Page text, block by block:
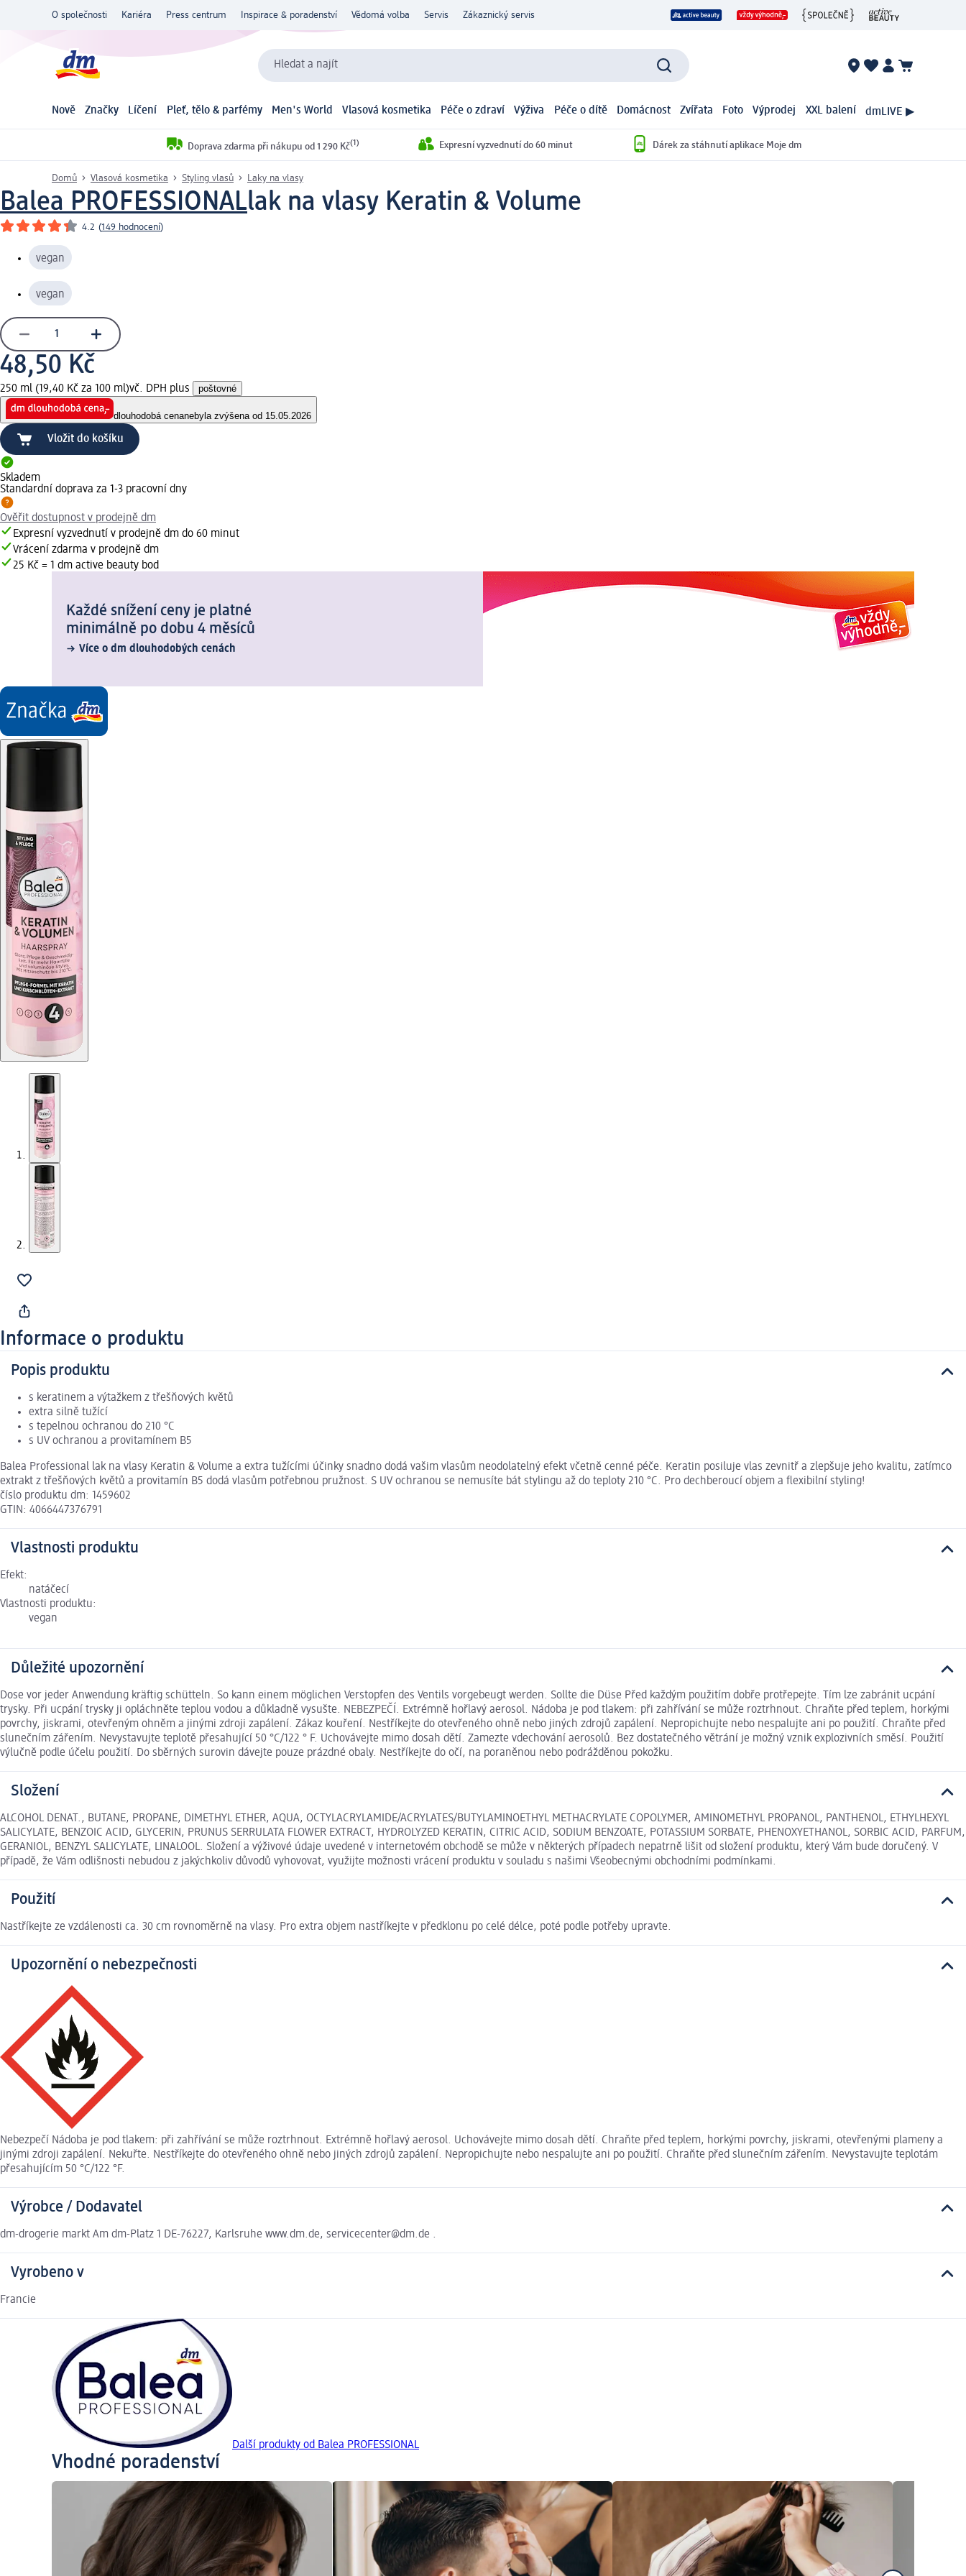
O společnosti Kariéra Press centrum Inspirace & poradenství Vědomá volba Servis Zákaznický servis
Hledat a najít
Nově Značky Líčení Pleť, tělo & parfémy Men's World Vlasová kosmetika Péče o zdraví Výživa Péče o dítě Domácnost Zvířata Foto Výprodej XXL balení dmLIVE ▶
Doprava zdarma při nákupu od 1 290 Kč(1) Expresní vyzvednutí do 60 minut Dárek za stáhnutí aplikace Moje dm
Domů Vlasová kosmetika Styling vlasů Laky na vlasy
Balea PROFESSIONALlak na vlasy Keratin & Volume
4.2 (149 hodnocení)
vegan
vegan
48,50 Kč
250 ml (19,40 Kč za 100 ml)vč. DPH plus poštovné
dlouhodobá cenanebyla zvýšena od 15.05.2026
Vložit do košíku
Skladem
Standardní doprava za 1-3 pracovní dny
Ověřit dostupnost v prodejně dm
Expresní vyzvednutí v prodejně dm do 60 minut
Vrácení zdarma v prodejně dm
25 Kč = 1 dm active beauty bod
Každé snížení ceny je platné
minimálně po dobu 4 měsíců
Více o dm dlouhodobých cenách
Informace o produktu
Popis produktu
s keratinem a výtažkem z třešňových květů
extra silně tužící
s tepelnou ochranou do 210 °C
s UV ochranou a provitamínem B5
Balea Professional lak na vlasy Keratin & Volume a extra tužícími účinky snadno dodá vašim vlasům neodolatelný efekt včetně cenné péče. Keratin posiluje vlas zevnitř a zlepšuje jeho kvalitu, zatímco
extrakt z třešňových květů a provitamín B5 dodá vlasům potřebnou pružnost. S UV ochranou se nemusíte bát stylingu až do teploty 210 °C. Pro dechberoucí objem a flexibilní styling!
číslo produktu dm: 1459602
GTIN: 4066447376791
Vlastnosti produktu
Efekt:
natáčecí
Vlastnosti produktu:
vegan
Důležité upozornění
Dose vor jeder Anwendung kräftig schütteln. So kann einem möglichen Verstopfen des Ventils vorgebeugt werden. Sollte die Düse Před každým použitím dobře protřepejte. Tím lze zabránit ucpání
trysky. Při ucpání trysky ji opláchněte teplou vodou a důkladně vysušte. NEBEZPEČÍ. Extrémně hořlavý aerosol. Nádoba je pod tlakem: při zahřívání se může roztrhnout. Chraňte před teplem, horkými
povrchy, jiskrami, otevřeným ohněm a jinými zdroji zapálení. Zákaz kouření. Nestříkejte do otevřeného ohně nebo jiných zdrojů zapálení. Nepropichujte nebo nespalujte ani po použití. Chraňte před
slunečním zářením. Nevystavujte teplotě přesahující 50 °C/122 ° F. Uchovávejte mimo dosah dětí. Zamezte vdechování aerosolů. Bez dostatečného větrání je možný vznik explozivních směsí. Použití
výlučně podle účelu použití. Do sběrných surovin dávejte pouze prázdné obaly. Nestříkejte do očí, na poraněnou nebo podrážděnou pokožku.
Složení
ALCOHOL DENAT., BUTANE, PROPANE, DIMETHYL ETHER, AQUA, OCTYLACRYLAMIDE/ACRYLATES/BUTYLAMINOETHYL METHACRYLATE COPOLYMER, AMINOMETHYL PROPANOL, PANTHENOL, ETHYLHEXYL
SALICYLATE, BENZOIC ACID, GLYCERIN, PRUNUS SERRULATA FLOWER EXTRACT, HYDROLYZED KERATIN, CITRIC ACID, SODIUM BENZOATE, POTASSIUM SORBATE, PHENOXYETHANOL, SORBIC ACID, PARFUM,
GERANIOL, BENZYL SALICYLATE, LINALOOL. Složení a výživové údaje uvedené v internetovém obchodě se může v některých případech nepatrně lišit od složení produktu, který Vám bude doručený. V
případě, že Vám odlišnosti nebudou z jakýchkoliv důvodů vyhovovat, využijte možnosti vrácení produktu v souladu s našimi Všeobecnými obchodními podmínkami.
Použití
Nastříkejte ze vzdálenosti ca. 30 cm rovnoměrně na vlasy. Pro extra objem nastříkejte v předklonu po celé délce, poté podle potřeby upravte.
Upozornění o nebezpečnosti
Nebezpečí Nádoba je pod tlakem: při zahřívání se může roztrhnout. Extrémně hořlavý aerosol. Uchovávejte mimo dosah dětí. Chraňte před teplem, horkými povrchy, jiskrami, otevřenými plameny a
jinými zdroji zapálení. Nekuřte. Nestříkejte do otevřeného ohně nebo jiných zdrojů zapálení. Nepropichujte nebo nespalujte ani po použití. Chraňte před slunečním zářením. Nevystavujte teplotám
přesahujícím 50 °C/122 °F.
Výrobce / Dodavatel
dm-drogerie markt Am dm-Platz 1 DE-76227, Karlsruhe www.dm.de, servicecenter@dm.de .
Vyrobeno v
Francie
Další produkty od Balea PROFESSIONAL
Vhodné poradenství